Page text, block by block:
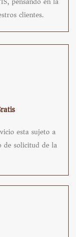
clientes.
esta sujeto a
de solicitud de la